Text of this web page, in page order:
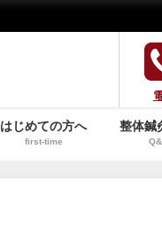
はじめての方へ
first-time
整体鍼